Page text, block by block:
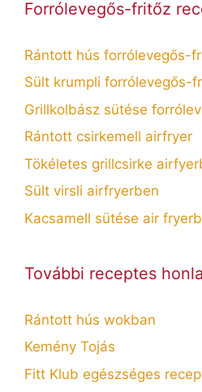
Forrólevegős-fritőz
Rántott hús forrólevegős-
Sült krumpli forrólevegős-
Grillkolbász sütése
Rántott csirkemell airfryer
Tökéletes grillcsirke
Sült virsli airfryerben
Kacsamell sütése air
További receptes
Rántott hús wokban
Kemény Tojás
Fitt Klub egészséges